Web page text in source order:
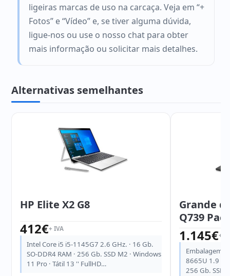
ligeiras marcas de uso na carcaça. Veja em “+
Fotos” e “Vídeo” e, se tiver alguma dúvida,
ligue-nos ou use o nosso chat para obter
mais informação ou solicitar mais detalhes.
Alternativas semelhantes
HP Elite X2 G8
412€+ IVA
Intel Core i5 i5-1145G7 2.6 GHz. · 16 Gb.
SO-DDR4 RAM · 256 Gb. SSD M2 · Windows
11 Pro · Tátil 13 '' FullHD…
Grande
Q739
1.145€+
Embalagem
8665U 1.9
256 Gb. SSD